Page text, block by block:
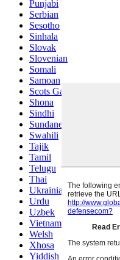
Punjabi
Serbian
Sesotho
Sinhala
Slovak
Slovenian
Somali
Samoan
Scots Gaelic
Shona
Sindhi
Sundanese
Swahili
Tajik
Tamil
Telugu
Thai
Ukrainian
Urdu
Uzbek
Vietnamese
Welsh
Xhosa
Yiddish